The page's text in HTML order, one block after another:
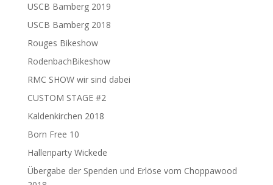
USCB Bamberg 2019
USCB Bamberg 2018
Rouges Bikeshow
RodenbachBikeshow
RMC SHOW wir sind dabei
CUSTOM STAGE #2
Kaldenkirchen 2018
Born Free 10
Hallenparty Wickede
Übergabe der Spenden und Erlöse vom Choppawood